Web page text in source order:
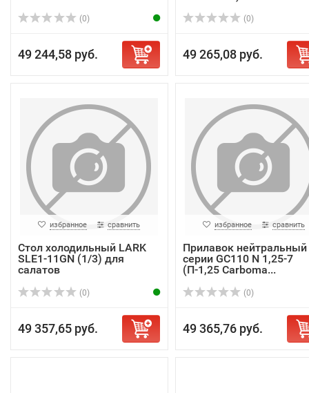
(0)
49 244,58 руб.
(0)
49 265,08 руб.
избранное сравнить
Стол холодильный LARK
SLE1-11GN (1/3) для
салатов
(0)
49 357,65 руб.
избранное сравнить
Прилавок нейтральный
серии GC110 N 1,25-7
(П-1,25 Carboma...
(0)
49 365,76 руб.